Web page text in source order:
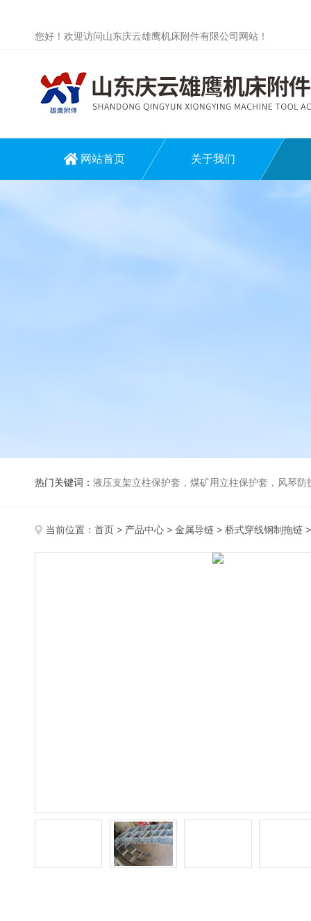
您好！欢迎访问山东庆云雄鹰机床附件有限公司网站！
网站首页 关于我们
热门关键词： 液压支架立柱保护套，煤矿用立柱保护套，风琴
当前位置： 首页 > 产品中心 > 金属导链 > 桥式穿线钢制拖链